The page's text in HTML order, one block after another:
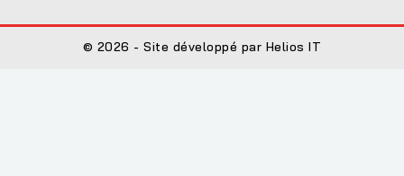
© 2026 - Site développé par Helios IT